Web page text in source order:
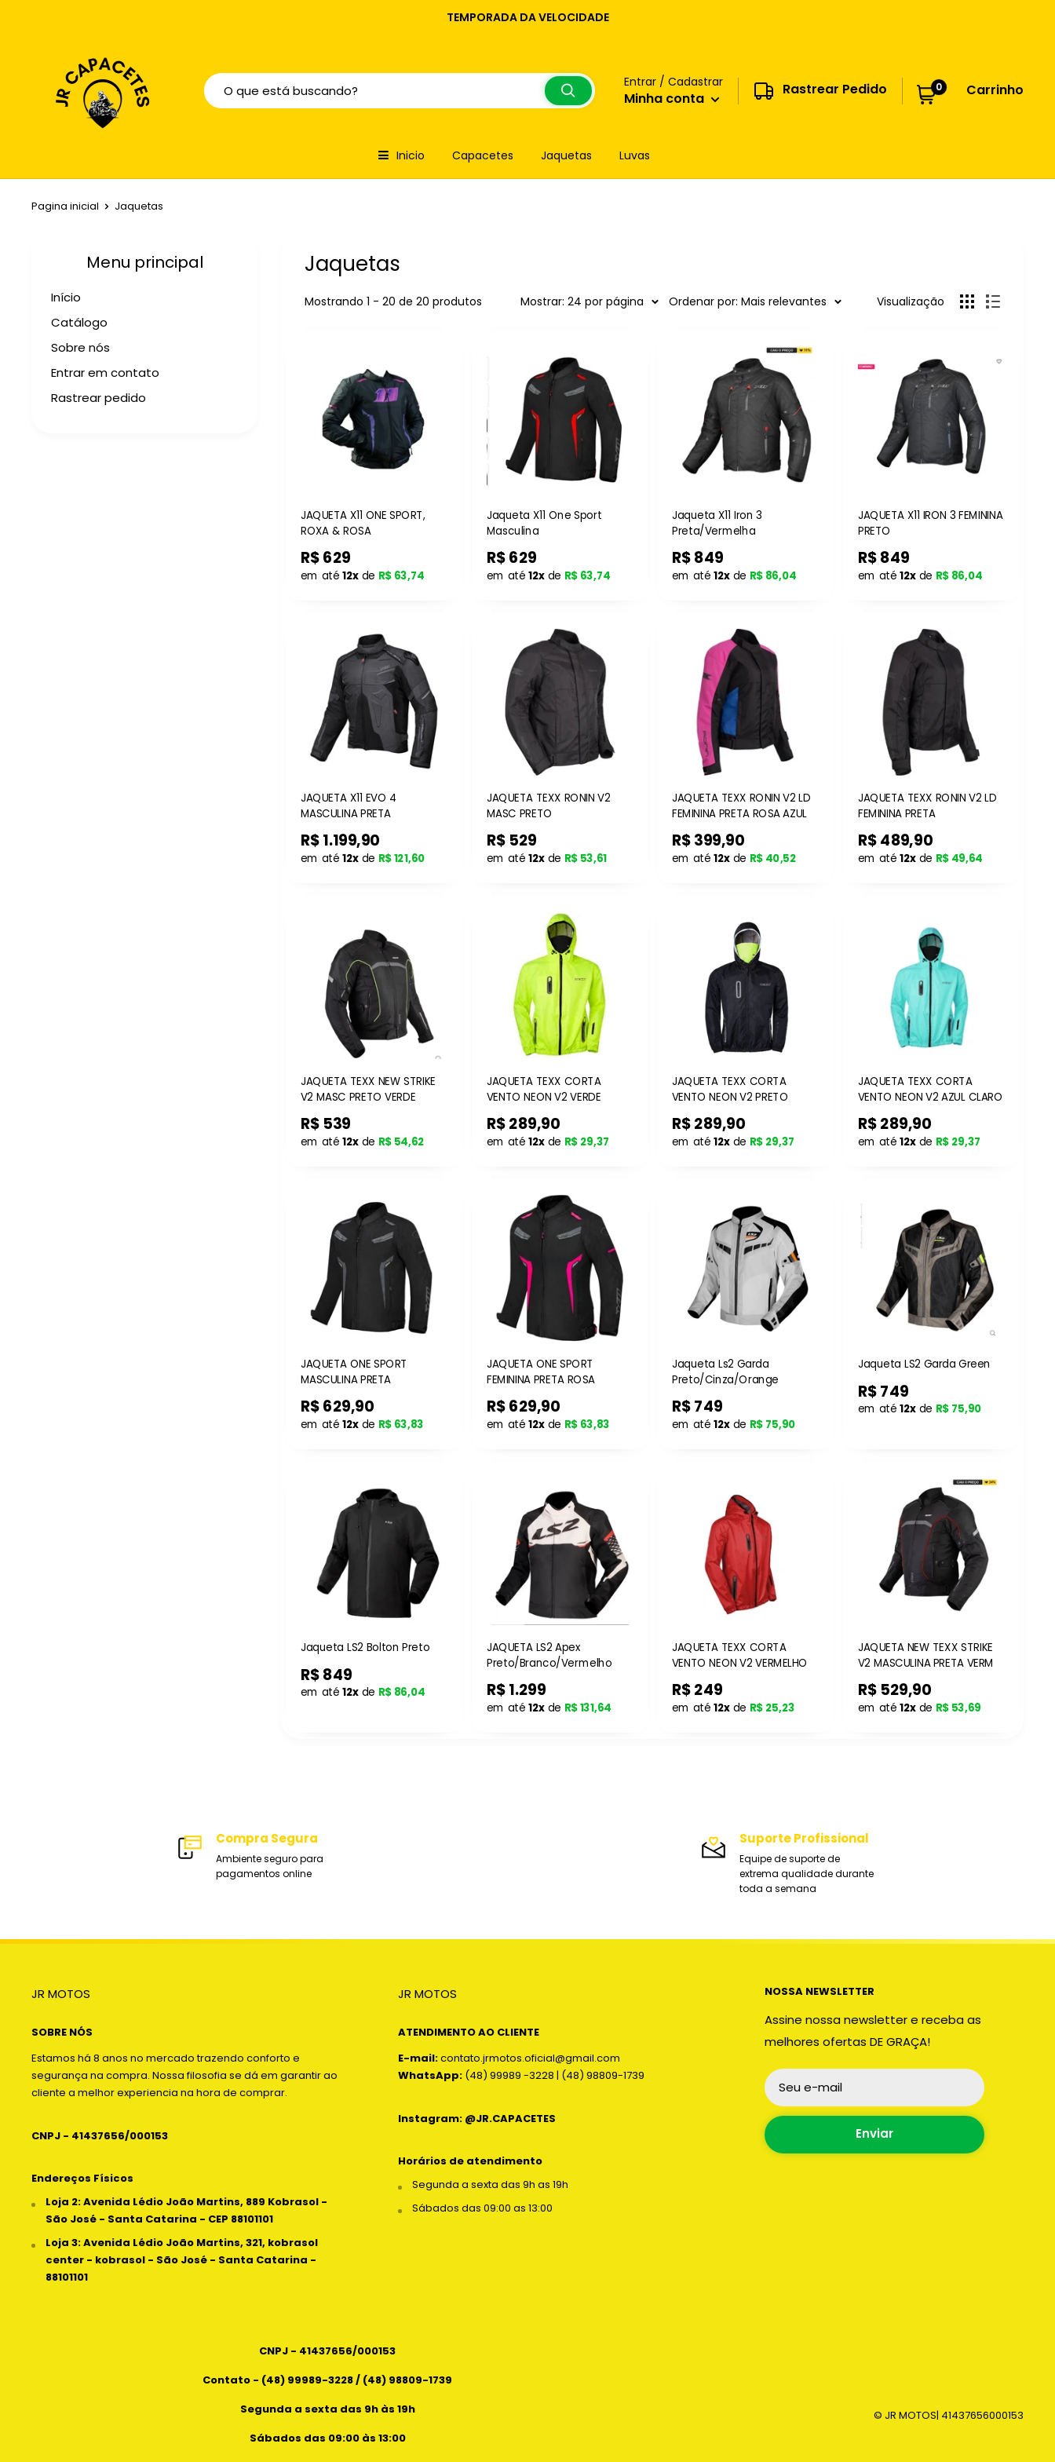
TEMPORADA DA VELOCIDADE
Entrar / Cadastrar
Minha conta
Rastrear Pedido 0 Carrinho
Inicio Capacetes Jaquetas Luvas
Pagina inicial Jaquetas
Menu principal
Início
Catálogo
Sobre nós
Entrar em contato
Rastrear pedido
Jaquetas
Mostrando 1 - 20 de 20 produtos Mostrar: 24 por página Ordenar por: Mais relevantes Visualização
JAQUETA X11 ONE SPORT,
ROXA & ROSA
R$ 629
em até12x de R$ 63,74
Jaqueta X11 One Sport
Masculina
R$ 629
em até 12xde R$ 63,74
Jaqueta X11 Iron 3
Preta/Vermelha
R$ 849
em até12x de R$ 86,04
JAQUETA X11 IRON 3 FEMININA
PRETO
R$ 849
em até 12xde R$ 86,04
JAQUETA X11 EVO 4
MASCULINA PRETA
R$ 1.199,90
em até12x de R$ 121,60
JAQUETA TEXX RONIN V2
MASC PRETO
R$ 529
em até 12xde R$ 53,61
JAQUETA TEXX RONIN V2 LD
FEMININA PRETA ROSA AZUL
R$ 399,90
em até12x de R$ 40,52
JAQUETA TEXX RONIN V2 LD
FEMININA PRETA
R$ 489,90
em até 12xde R$ 49,64
JAQUETA TEXX NEW STRIKE
V2 MASC PRETO VERDE
R$ 539
em até12x de R$ 54,62
JAQUETA TEXX CORTA
VENTO NEON V2 VERDE
R$ 289,90
em até 12xde R$ 29,37
JAQUETA TEXX CORTA
VENTO NEON V2 PRETO
R$ 289,90
em até12x de R$ 29,37
JAQUETA TEXX CORTA
VENTO NEON V2 AZUL CLARO
R$ 289,90
em até 12xde R$ 29,37
JAQUETA ONE SPORT
MASCULINA PRETA
R$ 629,90
em até12x de R$ 63,83
JAQUETA ONE SPORT
FEMININA PRETA ROSA
R$ 629,90
em até 12xde R$ 63,83
Jaqueta Ls2 Garda
Preto/Cinza/Orange
R$ 749
em até12x de R$ 75,90
Jaqueta LS2 Garda Green
R$ 749
em até 12xde R$ 75,90
Jaqueta LS2 Bolton Preto
R$ 849
em até12x de R$ 86,04
JAQUETA LS2 Apex
Preto/Branco/Vermelho
R$ 1.299
em até 12xde R$ 131,64
JAQUETA TEXX CORTA
VENTO NEON V2 VERMELHO
R$ 249
em até12x de R$ 25,23
JAQUETA NEW TEXX STRIKE
V2 MASCULINA PRETA VERM
R$ 529,90
em até 12xde R$ 53,69
Compra Segura
Ambiente seguro para
pagamentos online
Suporte Profissional
Equipe de suporte de
extrema qualidade durante
toda a semana
JR MOTOS
SOBRE NÓS
Estamos há 8 anos no mercado trazendo conforto e
segurança na compra. Nossa filosofia se dá em garantir ao
cliente a melhor experiencia na hora de comprar.
CNPJ - 41437656/000153
Endereços Físicos
Loja 2: Avenida Lédio João Martins, 889 Kobrasol -
São José - Santa Catarina - CEP 88101101
Loja 3: Avenida Lédio João Martins, 321, kobrasol
center - kobrasol - São José - Santa Catarina -
88101101
JR MOTOS
ATENDIMENTO AO CLIENTE
E-mail:contato.jrmotos.oficial@gmail.com
WhatsApp:(48) 99989 -3228 | (48) 98809-1739
Instagram: @JR.CAPACETES
Horários de atendimento
Segunda a sexta das 9h as 19h
Sábados das 09:00 as 13:00
NOSSA NEWSLETTER
Assine nossa newsletter e receba as
melhores ofertas DE GRAÇA!
Seu e-mail
Enviar
CNPJ - 41437656/000153
Contato - (48) 99989-3228 / (48) 98809-1739
Segunda a sexta das 9h às 19h
Sábados das 09:00 às 13:00
© JR MOTOS| 41437656000153